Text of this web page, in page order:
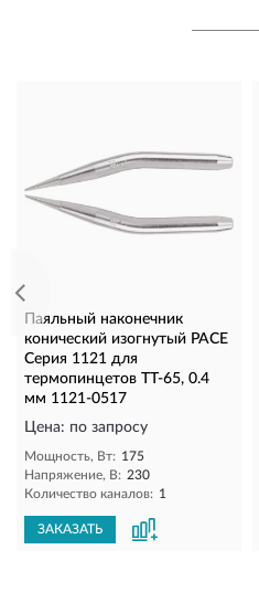
Паяльный наконечник
конический изогнутый PACE
Серия 1121 для
термопинцетов TT-65, 0.4
мм 1121-0517
Цена: по запросу
Мощность, Вт: 175
Напряжение, В: 230
Количество каналов: 1
ЗАКАЗАТЬ